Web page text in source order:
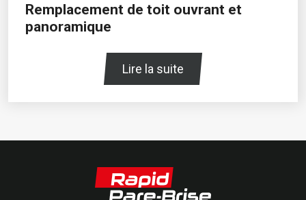
Remplacement de toit ouvrant et
panoramique
Lire la suite